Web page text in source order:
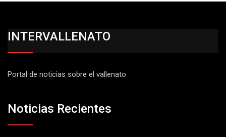
INTERVALLENATO
Portal de noticias sobre el vallenato
Noticias Recientes